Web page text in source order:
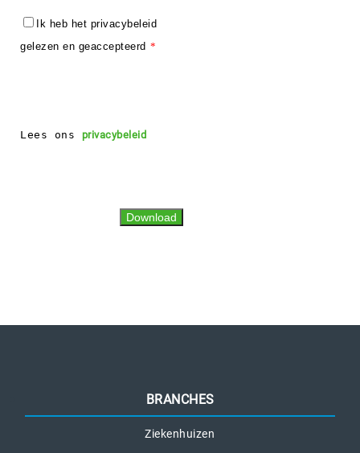
Ik heb het privacybeleid
gelezen en geaccepteerd *
Lees ons privacybeleid
BRANCHES
Ziekenhuizen